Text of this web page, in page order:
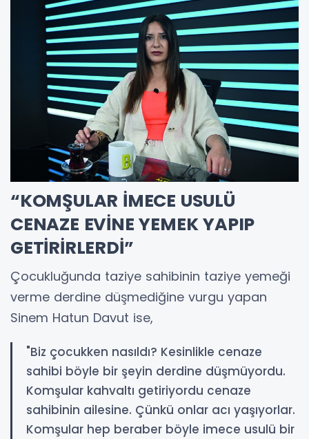
“KOMŞULAR İMECE USULÜ
CENAZE EVİNE YEMEK YAPIP
GETİRİRLERDİ”
Çocukluğunda taziye sahibinin taziye yemeği
verme derdine düşmediğine vurgu yapan
Sinem Hatun Davut ise,
"Biz çocukken nasıldı? Kesinlikle cenaze
sahibi böyle bir şeyin derdine düşmüyordu.
Komşular kahvaltı getiriyordu cenaze
sahibinin ailesine. Çünkü onlar acı yaşıyorlar.
Komşular hep beraber böyle imece usulü bir